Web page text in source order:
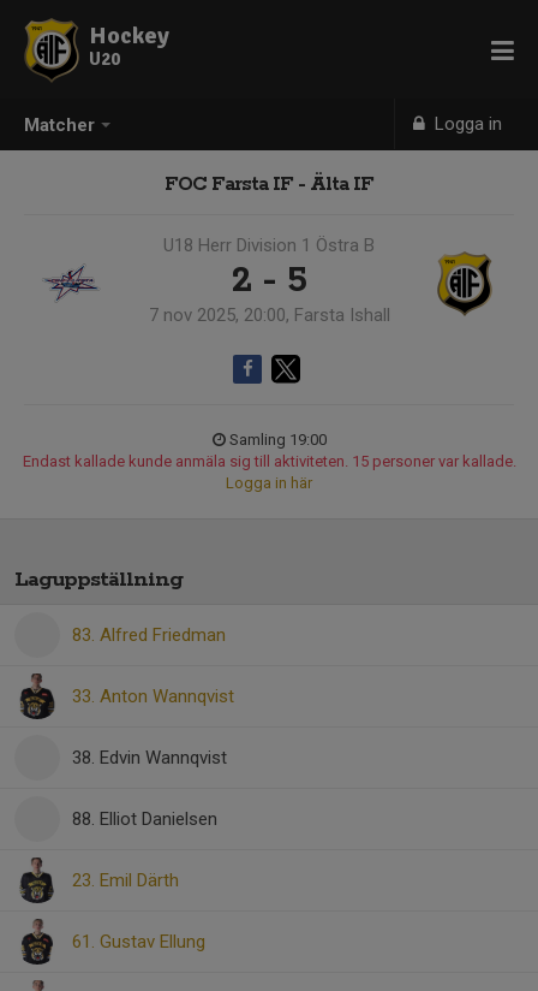
Matcher Logga in
Hockey
U20
FOC Farsta IF - Älta IF
U18 Herr Division 1 Östra B
2 - 5
7 nov 2025, 20:00, Farsta Ishall
Samling 19:00
Endast kallade kunde anmäla sig till aktiviteten. 15 personer var kallade.
Logga in här
Laguppställning
83. Alfred Friedman
33. Anton Wannqvist
38. Edvin Wannqvist
88. Elliot Danielsen
23. Emil Därth
61. Gustav Ellung